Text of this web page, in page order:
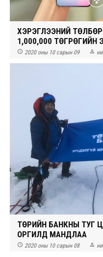
ХЭРЭГЛЭЭНИЙ
1,000,000
 2020 оны 10 сарын 09 
ТӨРИЙН БАНКНЫ ТУГ
ОРГИЛД МАНДЛАА
 2020 оны 10 сарын 08 